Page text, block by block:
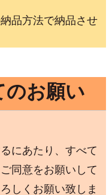
品方法で納品させ
お願い
にあたり、すべて
同意をお願いして
しくお願い致しま